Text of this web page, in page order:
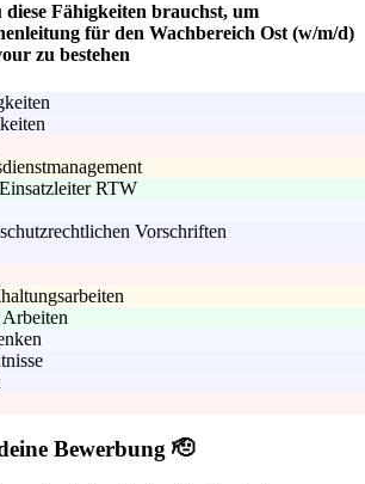
Fähigkeiten brauchst, um
für den Wachbereich Ost (w/m/d)
zu bestehen
RTW
Vorschriften
Bewerbung 🫡